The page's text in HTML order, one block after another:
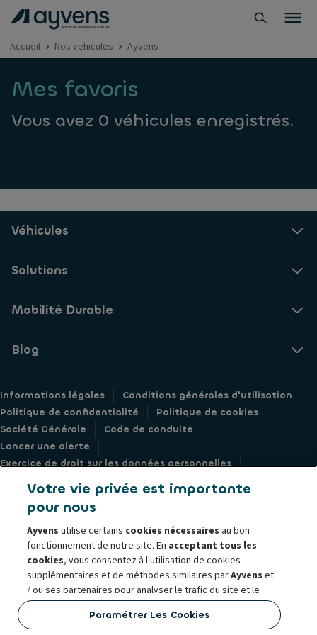
Accueil Nos vehicules Ayvens
Mes favoris
Vous avez 0 véhicules enregistrés.
Véhicules
Solutions
Mobilité Durable
Blog
Informations légales
Conditions générales d'utilisation
Politique de confidentialité
Politique de cookies
Société Générale
Code de conduite
Lancer une alerte
Exercice de droit sur les données personnelles
© 2026 Ayvens est un acteur mondial de la mobilité durable, proposant
des services de location longue et moyenne durée de véhicules neufs ou
d’occasion, des services de gestion de flotte et des solutions de mobilité
multimodale à une clientèle composée de grandes entreprises, PME,
professionnels et particuliers. Présent dans 42 pays, Ayvens s’appuie sur
Votre vie privée est importante
pour nous
Ayvens utilise certains cookies nécessaires au bon
fonctionnement de notre site. En acceptant tous les
cookies, vous consentez à l'utilisation de cookies
supplémentaires et de méthodes similaires parAyvens et
/ ou ses partenaires pour analyser le trafic du site et le
comportement en ligne, offrir des fonctionnalités
relatives aux médias sociaux et personnaliser le contenu
Paramétrer Les Cookies